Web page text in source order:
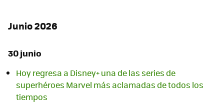
Junio 2026
30 junio
Hoy regresa a Disney+ una de las series de
superhéroes Marvel más aclamadas de todos los
tiempos